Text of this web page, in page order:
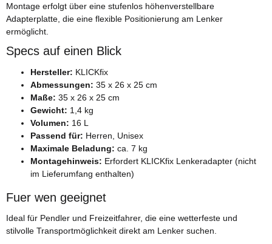
Montage erfolgt über eine stufenlos höhenverstellbare
Adapterplatte, die eine flexible Positionierung am Lenker
ermöglicht.
Specs auf einen Blick
Hersteller: KLICKfix
Abmessungen: 35 x 26 x 25 cm
Maße: 35 x 26 x 25 cm
Gewicht: 1,4 kg
Volumen: 16 L
Passend für: Herren, Unisex
Maximale Beladung: ca. 7 kg
Montagehinweis: Erfordert KLICKfix Lenkeradapter (nicht
im Lieferumfang enthalten)
Fuer wen geeignet
Ideal für Pendler und Freizeitfahrer, die eine wetterfeste und
stilvolle Transportmöglichkeit direkt am Lenker suchen.